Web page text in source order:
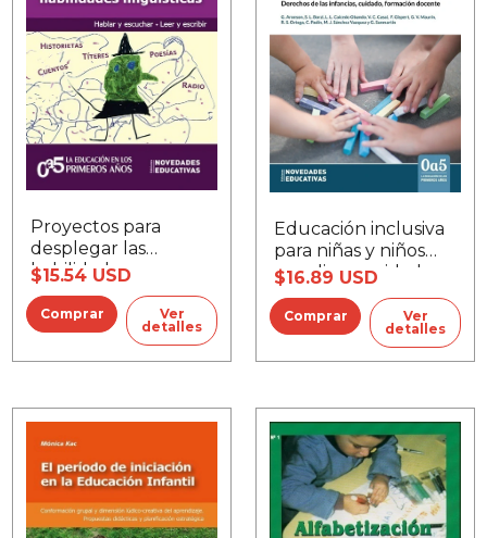
Proyectos para
desplegar las
habilidades
lingüisticas
$15.54 USD
Ver
detalles
Educación inclusiva
para niñas y niños
con discapacidades
$16.89 USD
Ver
detalles